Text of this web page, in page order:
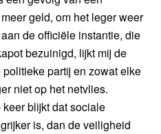
geld, om het leger weer
de officiële instantie, die
bezuinigd, lijkt mij de
partij en zowat elke
niet op het netvlies.
blijkt dat sociale
is, dan de veiligheid